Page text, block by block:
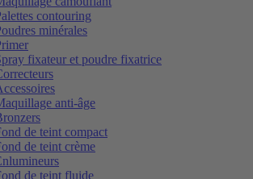
contouring
minérales
fixateur et poudre fixatrice
anti-âge
de teint compact
de teint crème
de teint fluide